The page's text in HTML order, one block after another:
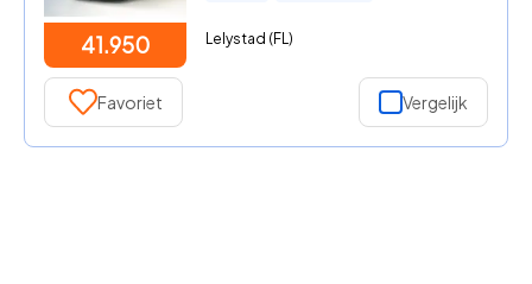
41.950 Lelystad (FL)
Favoriet Vergelijk